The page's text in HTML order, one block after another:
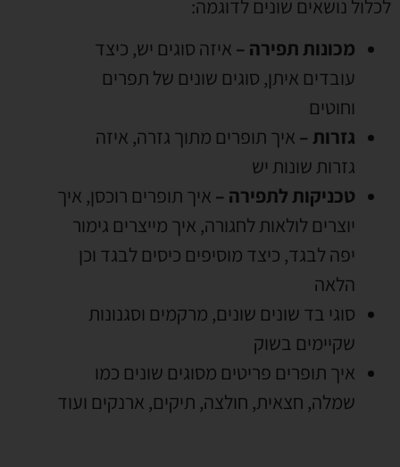
לכלול נושאים שונים לדוגמה:
מכונות תפירה – איזה סוגים יש, כיצד
עובדים איתן, סוגים שונים של תפרים
וחוטים
גזרות – איך תופרים מתוך גזרה, איזה
גזרות שונות יש
טכניקות לתפירה – איך תופרים רוכסן, איך
יוצרים לולאות לחגורה, איך מייצרים גימור
יפה לבגד, כיצד מוסיפים כיסים לבגד וכן
הלאה
סוגי בד שונים שונים, מרקמים וסגנונות
שקיימים בשוק
איך תופרים פריטים מסוגים שונים כמו
שמלה, חצאית, חולצה, תיקים, ארנקים ועוד